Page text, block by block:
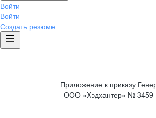
Войти
Войти
Создать резюме
Приложение к приказу
ООО «Хэдхантер» № 3459-